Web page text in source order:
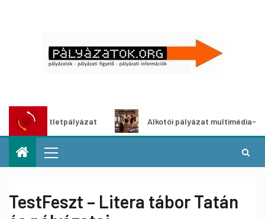
ötletpályázat Alkotói pályázat multimédia-
TestFeszt – Litera tábor Tatán